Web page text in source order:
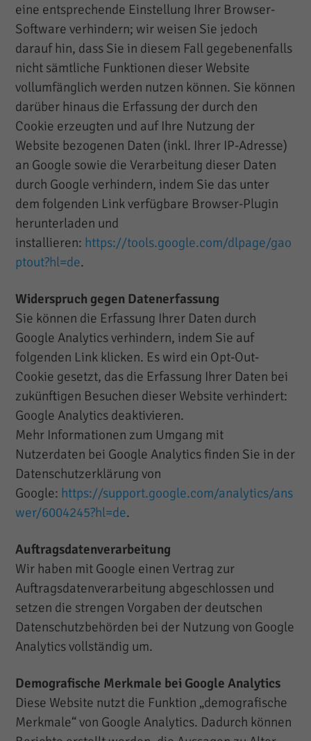
eine entsprechende Einstellung Ihrer Browser-
Software verhindern; wir weisen Sie jedoch
darauf hin, dass Sie in diesem Fall gegebenenfalls
nicht sämtliche Funktionen dieser Website
vollumfänglich werden nutzen können. Sie können
darüber hinaus die Erfassung der durch den
Cookie erzeugten und auf Ihre Nutzung der
Website bezogenen Daten (inkl. Ihrer IP-Adresse)
an Google sowie die Verarbeitung dieser Daten
durch Google verhindern, indem Sie das unter
dem folgenden Link verfügbare Browser-Plugin
herunterladen und
installieren: https://tools.google.com/dlpage/gao
ptout?hl=de.
Widerspruch gegen Datenerfassung
Sie können die Erfassung Ihrer Daten durch
Google Analytics verhindern, indem Sie auf
folgenden Link klicken. Es wird ein Opt-Out-
Cookie gesetzt, das die Erfassung Ihrer Daten bei
zukünftigen Besuchen dieser Website verhindert:
Google Analytics deaktivieren.
Mehr Informationen zum Umgang mit
Nutzerdaten bei Google Analytics finden Sie in der
Datenschutzerklärung von
Google: https://support.google.com/analytics/ans
wer/6004245?hl=de.
Auftragsdatenverarbeitung
Wir haben mit Google einen Vertrag zur
Auftragsdatenverarbeitung abgeschlossen und
setzen die strengen Vorgaben der deutschen
Datenschutzbehörden bei der Nutzung von Google
Analytics vollständig um.
Demografische Merkmale bei Google Analytics
Diese Website nutzt die Funktion „demografische
Merkmale“ von Google Analytics. Dadurch können